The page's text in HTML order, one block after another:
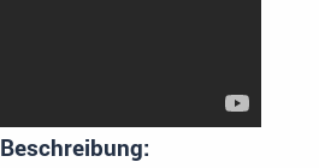
Beschreibung: